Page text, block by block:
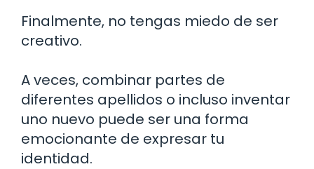
Finalmente, no tengas miedo de ser
creativo.
A veces, combinar partes de
diferentes apellidos o incluso inventar
uno nuevo puede ser una forma
emocionante de expresar tu
identidad.